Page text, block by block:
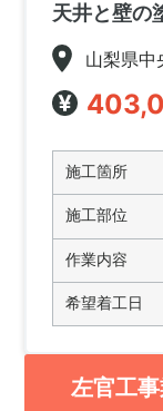
天井と壁の
山梨県中
施工箇所
施工部位
作業内容
希望着工日
左官工